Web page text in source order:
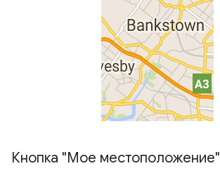
Кнопка "Мое местоположение"